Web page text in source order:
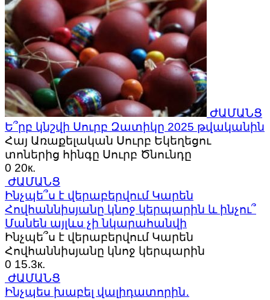
ԺԱՄԱՆՑ
Ե՞րբ կնշվի Սուրբ Զատիկը 2025 թվականին
Հայ Առաքելական Սուրբ Եկեղեցու
տոներից հինգը Սուրբ Ծնունդը
0 20к.
ԺԱՄԱՆՑ
Ինչպե՞ս է վերաբերվում Կարեն
Հովհաննիսյանը կնոջ կերպարին և ինչու՞
Մանեն այլևս չի նկարահանվի
Ինչպե՞ս է վերաբերվում Կարեն
Հովհաննիսյանը կնոջ կերպարին
0 15.3к.
ԺԱՄԱՆՑ
Ինչպես խաբել վալիդատորին․